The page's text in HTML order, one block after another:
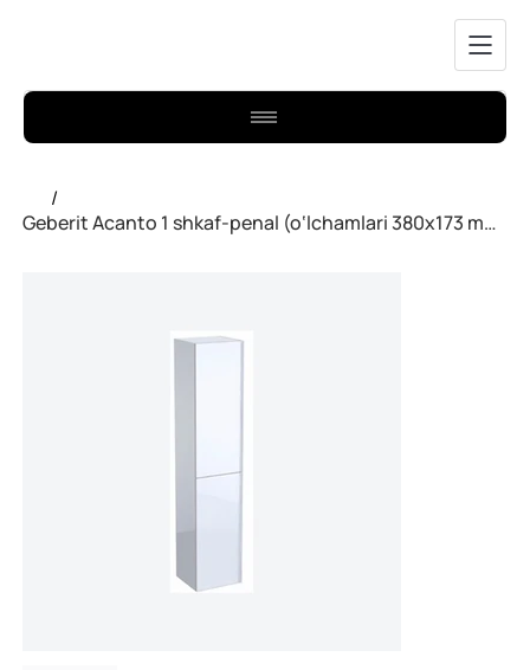
/
Geberit Acanto 1 shkaf-penal (o‘lchamlari 380x173 mm), oq rangda.